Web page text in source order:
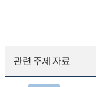
관련 주제 자료